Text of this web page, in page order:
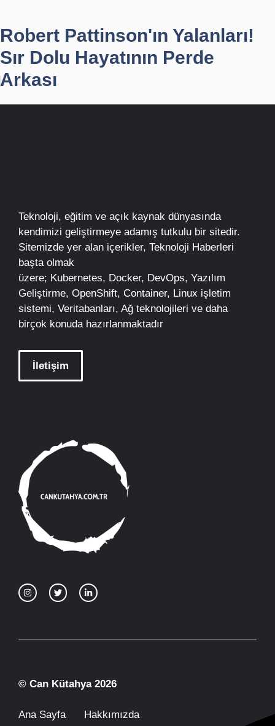
Robert Pattinson'ın Yalanları!
Sır Dolu Hayatının Perde
Arkası
Teknoloji, eğitim ve açık kaynak dünyasında
kendimizi geliştirmeye adamış tutkulu bir sitedir.
Sitemizde yer alan içerikler, Teknoloji Haberleri
başta olmak
üzere; Kubernetes, Docker, DevOps, Yazılım
Geliştirme, OpenShift, Container, Linux işletim
sistemi, Veritabanları, Ağ teknolojileri ve daha
birçok konuda hazırlanmaktadır
İletişim
© Can Kütahya 2026
Ana Sayfa
Hakkımızda